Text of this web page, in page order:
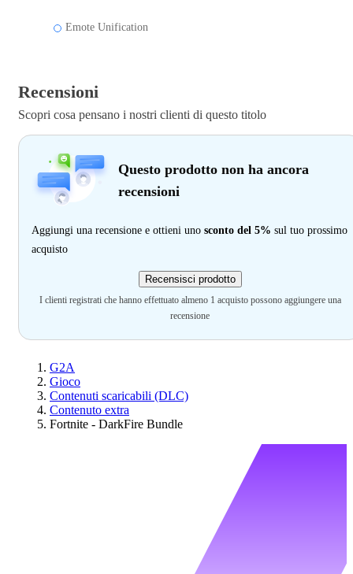
Emote Unification
Recensioni
Scopri cosa pensano i nostri clienti di questo titolo
Questo prodotto non ha ancora
recensioni
Aggiungi una recensione e ottieni uno sconto del 5% sul tuo prossimo
acquisto
Recensisci prodotto
I clienti registrati che hanno effettuato almeno 1 acquisto possono aggiungere una
recensione
G2A
Gioco
Contenuti scaricabili (DLC)
Contenuto extra
Fortnite - DarkFire Bundle